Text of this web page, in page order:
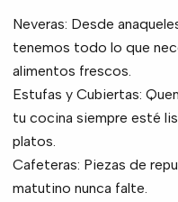
Neveras: Desde
tenemos todo lo que
alimentos frescos.
Estufas y Cubiertas:
tu cocina siempre esté
platos.
Cafeteras: Piezas de
matutino nunca falte.